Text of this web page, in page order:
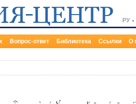
РУ
Вопрос-ответ Библиотека Ссылки О